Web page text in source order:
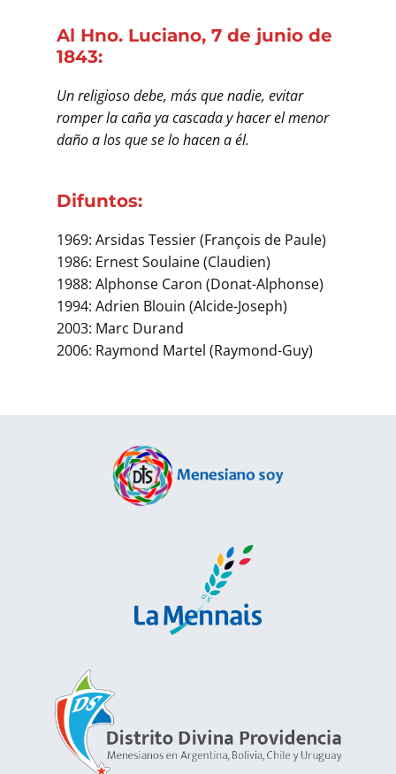
Al Hno. Luciano, 7 de junio de
1843:
Un religioso debe, más que nadie, evitar
romper la caña ya cascada y hacer el menor
daño a los que se lo hacen a él.
Difuntos:
1969: Arsidas Tessier (François de Paule)
1986: Ernest Soulaine (Claudien)
1988: Alphonse Caron (Donat-Alphonse)
1994: Adrien Blouin (Alcide-Joseph)
2003: Marc Durand
2006: Raymond Martel (Raymond-Guy)